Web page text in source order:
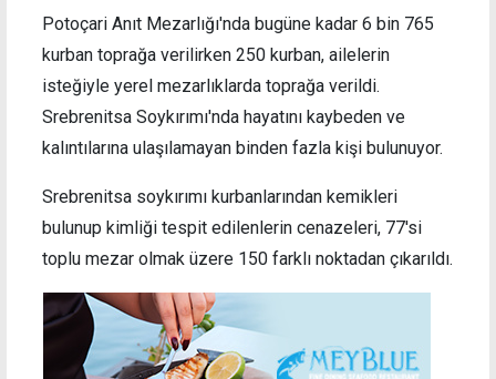
Potoçari Anıt Mezarlığı'nda bugüne kadar 6 bin 765
kurban toprağa verilirken 250 kurban, ailelerin
isteğiyle yerel mezarlıklarda toprağa verildi.
Srebrenitsa Soykırımı'nda hayatını kaybeden ve
kalıntılarına ulaşılamayan binden fazla kişi bulunuyor.
Srebrenitsa soykırımı kurbanlarından kemikleri
bulunup kimliği tespit edilenlerin cenazeleri, 77'si
toplu mezar olmak üzere 150 farklı noktadan çıkarıldı.